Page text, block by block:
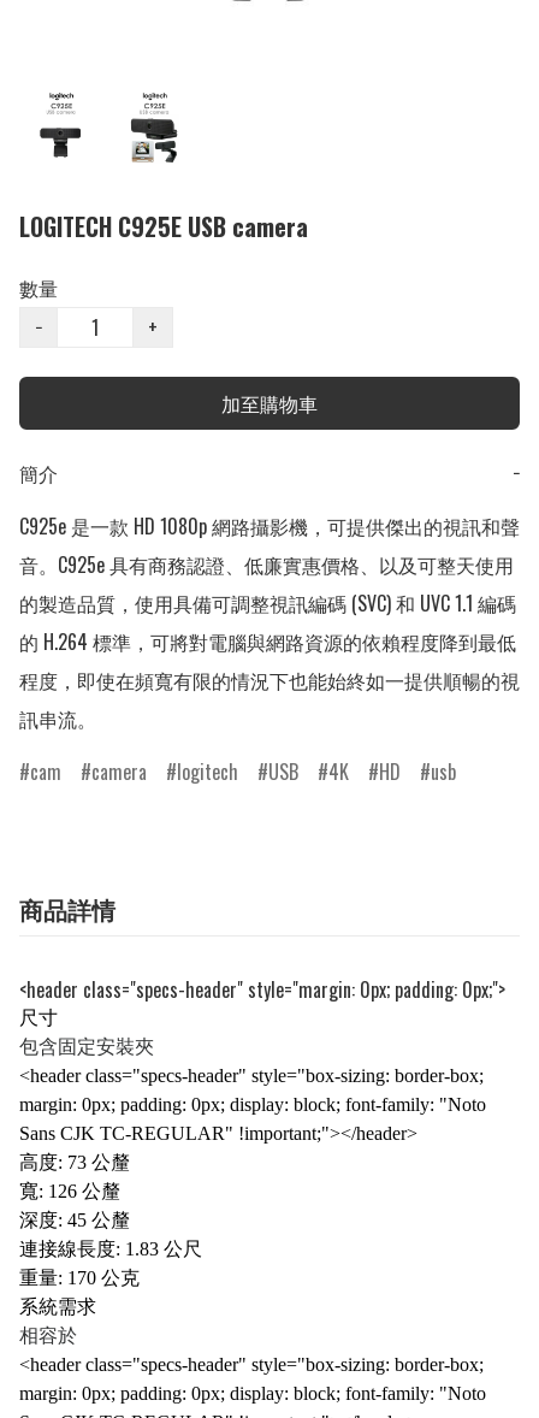
LOGITECH C925E USB camera
數量
−
+
加至購物車
簡介
−
C925e 是一款 HD 1080p 網路攝影機，可提供傑出的視訊和聲
音。C925e 具有商務認證、低廉實惠價格、以及可整天使用
的製造品質，使用具備可調整視訊編碼 (SVC) 和 UVC 1.1 編碼
的 H.264 標準，可將對電腦與網路資源的依賴程度降到最低
程度，即使在頻寬有限的情況下也能始終如一提供順暢的視
訊串流。
cam
camera logitech USB 4K HD usb
商品詳情
<header class="specs-header" style="margin: 0px; padding: 0px;">
尺寸
包含固定安裝夾
<header class="specs-header" style="box-sizing: border-box;
margin: 0px; padding: 0px; display: block; font-family: "Noto
Sans CJK TC-REGULAR" !important;"></header>
高度: 73 公釐
寬: 126 公釐
深度: 45 公釐
連接線長度: 1.83 公尺
重量: 170 公克
系統需求
相容於
<header class="specs-header" style="box-sizing: border-box;
margin: 0px; padding: 0px; display: block; font-family: "Noto